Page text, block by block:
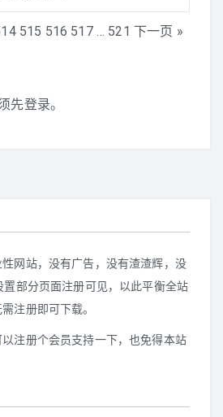
515 516 517 … 521 下一页 »
先登录。
网站，没有广告，没有渣渣辉，没
部分页面注册可见，以此平衡全站
注册即可下载。
注册个会员支持一下，也免得本站